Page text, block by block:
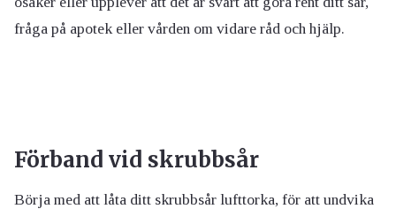
fråga på apotek eller vården om vidare råd och hjälp.
Förband vid skrubbsår
Börja med att låta ditt skrubbsår lufttorka, för att undvika